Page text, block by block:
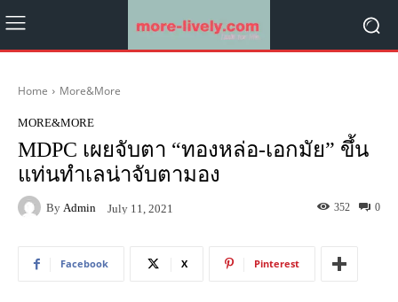
Home More&More
MORE&MORE
MDPC เผยจับตา “ทองหล่อ-เอกมัย” ขึ้น
แท่นทำเลน่าจับตามอง
By Admin July 11, 2021 0
352
Facebook X Pinterest